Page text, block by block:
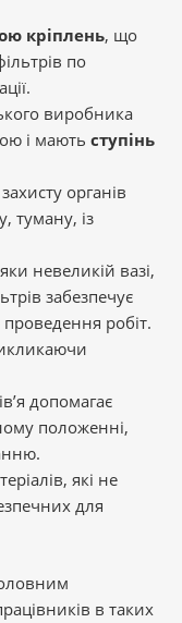
кріплень, що
по
виробника
і мають ступінь
органів
туману, із
невеликій вазі,
забезпечує
робіт.
допомагає
положенні,
які не
для
в таких